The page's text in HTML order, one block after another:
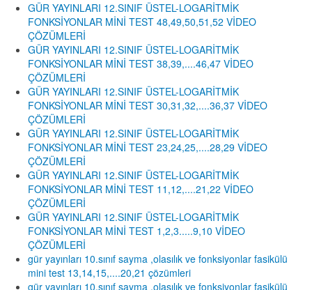
GÜR YAYINLARI 12.SINIF ÜSTEL-LOGARİTMİK
FONKSİYONLAR MİNİ TEST 48,49,50,51,52 VİDEO
ÇÖZÜMLERİ
GÜR YAYINLARI 12.SINIF ÜSTEL-LOGARİTMİK
FONKSİYONLAR MİNİ TEST 38,39,....46,47 VİDEO
ÇÖZÜMLERİ
GÜR YAYINLARI 12.SINIF ÜSTEL-LOGARİTMİK
FONKSİYONLAR MİNİ TEST 30,31,32,....36,37 VİDEO
ÇÖZÜMLERİ
GÜR YAYINLARI 12.SINIF ÜSTEL-LOGARİTMİK
FONKSİYONLAR MİNİ TEST 23,24,25,....28,29 VİDEO
ÇÖZÜMLERİ
GÜR YAYINLARI 12.SINIF ÜSTEL-LOGARİTMİK
FONKSİYONLAR MİNİ TEST 11,12,....21,22 VİDEO
ÇÖZÜMLERİ
GÜR YAYINLARI 12.SINIF ÜSTEL-LOGARİTMİK
FONKSİYONLAR MİNİ TEST 1,2,3.....9,10 VİDEO
ÇÖZÜMLERİ
gür yayınları 10.sınıf sayma ,olasılık ve fonksiyonlar fasikülü
mini test 13,14,15,....20,21 çözümleri
gür yayınları 10.sınıf sayma ,olasılık ve fonksiyonlar fasikülü